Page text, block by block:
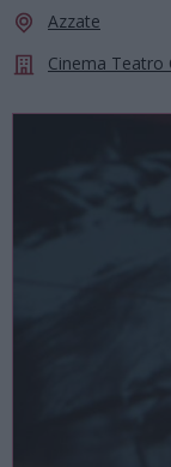
Azzate
Cinema Teatro